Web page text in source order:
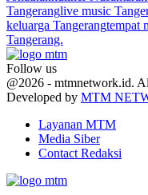
Tangeranglive music
keluarga Tangerangtempat
Tangerang.
Follow us
Facebook
Twitter
Youtube
@2026 - mtmnetwork.id.
Developed by MTM
Layanan MTM
Media Siber
Contact Redaksi